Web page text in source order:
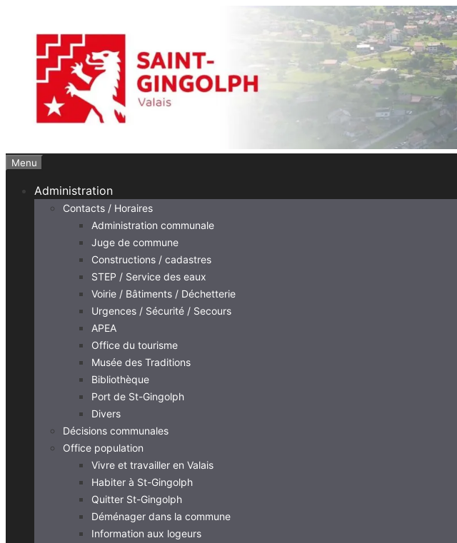
contenu
Menu
Administration
Contacts / Horaires
Administration communale
Juge de commune
Constructions / cadastres
STEP / Service des eaux
Voirie / Bâtiments / Déchetterie
Urgences / Sécurité / Secours
APEA
Office du tourisme
Musée des Traditions
Bibliothèque
Port de St-Gingolph
Divers
Décisions communales
Office population
Vivre et travailler en Valais
Habiter à St-Gingolph
Quitter St-Gingolph
Déménager dans la commune
Information aux logeurs